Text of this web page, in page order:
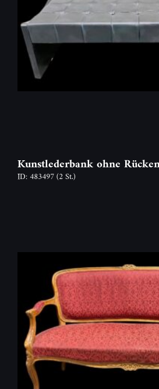
Kunstlederbank ohne
ID: 483497(2 St.)